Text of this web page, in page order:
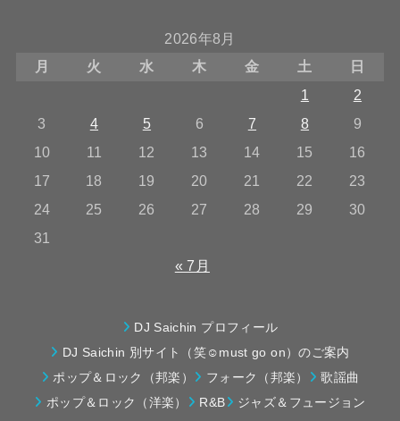
2026年8月
月
火 水 木 金 土
日
1
2
3
4 5 6 7 8
9
10
11 12 13 14 15
16
17
18 19 20 21 22
23
24
25 26 27 28 29
30
31
« 7月
DJ Saichin プロフィール
DJ Saichin 別サイト（笑☺must go on）のご案内
ポップ＆ロック（邦楽）
フォーク（邦楽）
歌謡曲
ポップ＆ロック（洋楽）
R&B
ジャズ＆フュージョン